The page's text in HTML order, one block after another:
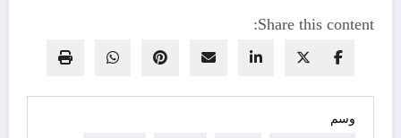
Share this content:
وسم